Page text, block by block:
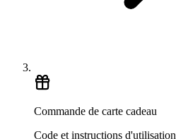
Commande de carte cadeau
Code et instructions d'utilisation